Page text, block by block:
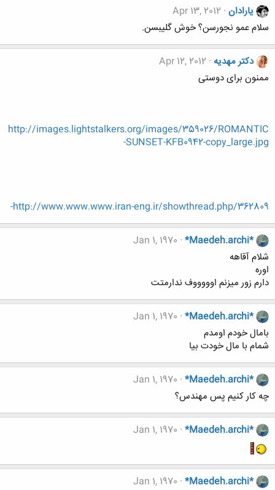
یارادان Apr 13, 2012
سلام عمو نجورسن؟ خوش گلیبسن.
دکتر مهدیه Apr 12, 2012
ممنون برای دوستی
http://images.lightstalkers.org/images/359026/ROMANTIC
-SUNSET-KFB0942-copy_large.jpg
http://www.www.www.iran-eng.ir/showthread.php/362809-
*Maedeh.archi*
Jan 1, 1970
شلام آقاهه
اوره
دارم زور میزنم اوووووف ندارمتت
*Maedeh.archi*
Jan 1, 1970
بامال خودم اومدم
شمام با مال خودت بیا
*Maedeh.archi*
Jan 1, 1970
چه کار کنیم پس مهندس؟
*Maedeh.archi*
Jan 1, 1970
*Maedeh.archi*
Jan 1, 1970